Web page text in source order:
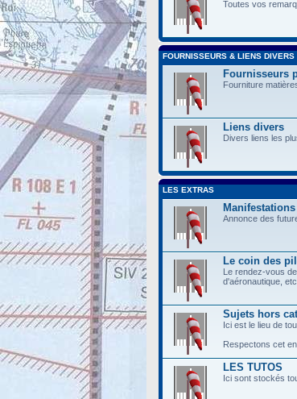
Toutes vos
FOURNISSEURS & LIENS DIVERS
Fournisseurs
Fourniture
Liens divers
Divers liens les
LES EXTRAS
Manifestations
Annonce des
Le coin des
Le rendez-vous
d'aéronautique, etc
Sujets hors
Ici est le lieu de
Respectons cet
LES TUTOS
Ici sont stockés